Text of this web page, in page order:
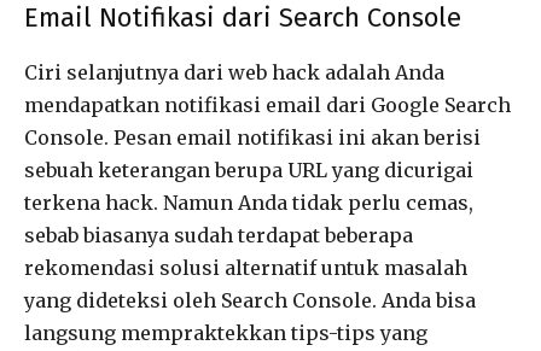
Email Notifikasi dari Search Console
Ciri selanjutnya dari web hack adalah Anda
mendapatkan notifikasi email dari Google Search
Console. Pesan email notifikasi ini akan berisi
sebuah keterangan berupa URL yang dicurigai
terkena hack. Namun Anda tidak perlu cemas,
sebab biasanya sudah terdapat beberapa
rekomendasi solusi alternatif untuk masalah
yang dideteksi oleh Search Console. Anda bisa
langsung mempraktekkan tips-tips yang